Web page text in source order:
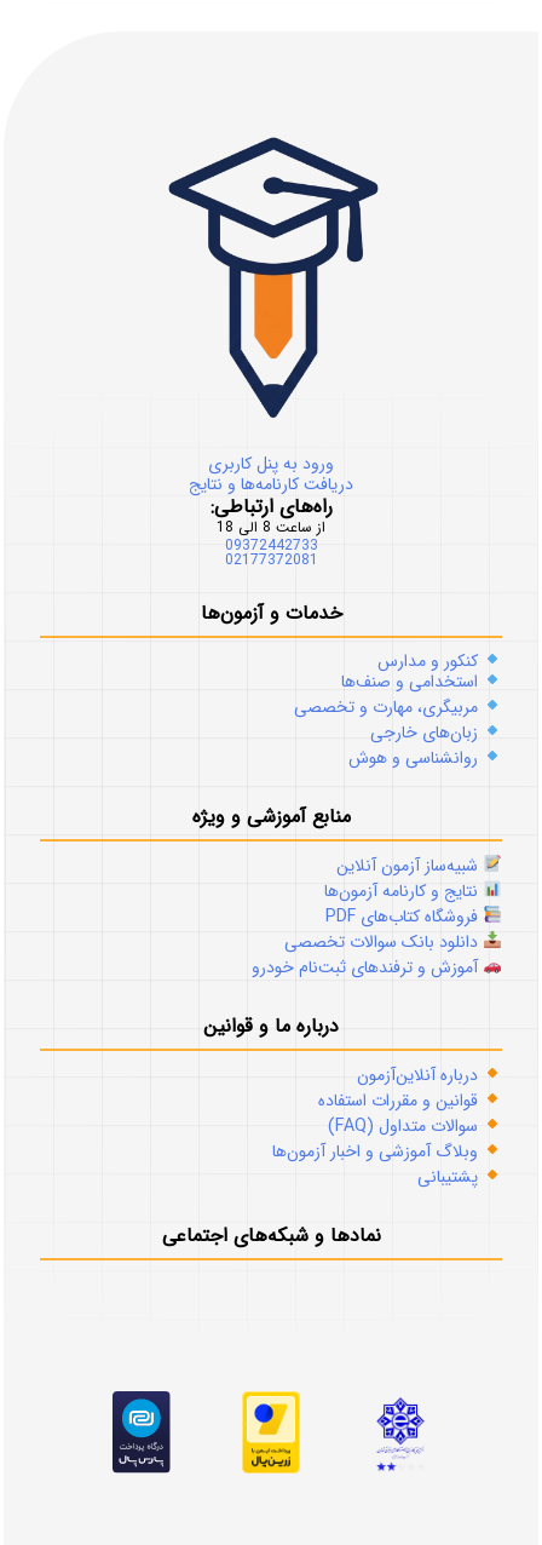
ورود به پنل کاربری
دریافت کارنامه‌ها و نتایج
راه‌های ارتباطی:
از ساعت 8 الی 18
09372442733
02177372081
خدمات و آزمون‌ها
کنکور و مدارس
استخدامی و صنف‌ها
مربیگری، مهارت و تخصصی
زبان‌های خارجی
روانشناسی و هوش
منابع آموزشی و ویژه
شبیه‌ساز آزمون آنلاین
نتایج و کارنامه آزمون‌ها
فروشگاه کتاب‌های PDF
دانلود بانک سوالات تخصصی
آموزش و ترفندهای ثبت‌نام خودرو
درباره ما و قوانین
درباره آنلاین‌آزمون
قوانین و مقررات استفاده
سوالات متداول (FAQ)
وبلاگ آموزشی و اخبار آزمون‌ها
پشتیبانی
نمادها و شبکه‌های اجتماعی